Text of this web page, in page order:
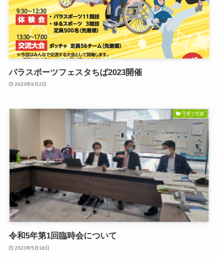
パラスポーツフェスタちば2023開催
2023年9月2日
子育て支援
令和5年第1回臨時会について
2023年5月18日